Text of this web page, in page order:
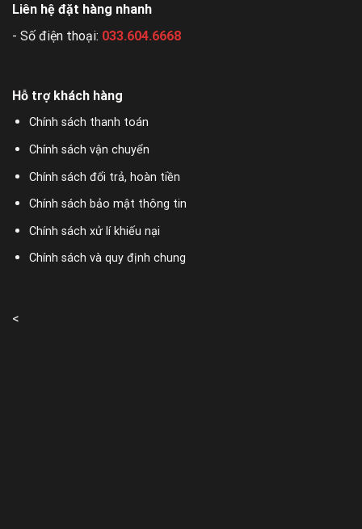
Liên hệ đặt hàng nhanh
- Số điện thoại: 033.604.6668
Hỗ trợ khách hàng
Chính sách thanh toán
Chính sách vận chuyển
Chính sách đổi trả, hoàn tiền
Chính sách bảo mật thông tin
Chính sách xử lí khiếu nại
Chính sách và quy định chung
<